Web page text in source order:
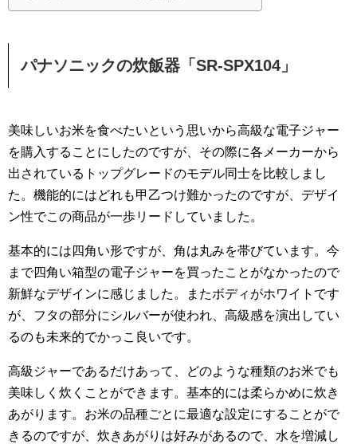
パナソニックの炊飯器「SR-SPX104」
美味しいお米を食べたいという思いから高級な電子ジャー
を購入することにしたのですが、その際に各メーカーから
出されているトップグレードのモデル同士を比較しまし
た。機能的にはどれも甲乙つけ難かったのですが、デザイ
ン性でこの商品が一歩リードしていました。
基本的には四角い形ですが、角は丸みを帯びています。今
まで四角い箱型の電子ジャーを買ったことがなかったので
新鮮なデザインに感じました。またボディがホワイトです
が、フタの部分にシルバーが使われ、高級感を演出してい
るのも未来的でかっこ良いです。
高級ジャーであるだけあって、どのような種類のお米でも
美味しく炊くことができます。基本的には柔らかめに炊き
あがります。お米の品種ごとに最適な設定にすることがで
きるのですが、炊きあがりは好みがあるので、水を増減し